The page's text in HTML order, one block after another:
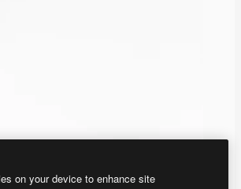
on your device to enhance site